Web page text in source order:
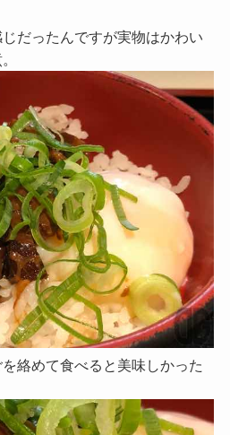
だったんですが実物はかわい
絡めて食べると美味しかった